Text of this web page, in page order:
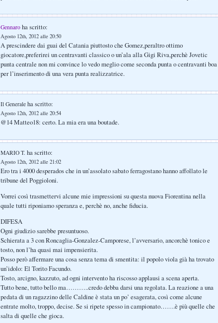
Gennaro ha scritto:
Agosto 12th, 2012 alle 20:50
A prescindere dai guai del Catania piuttosto che Gomez,peraltro ottimo
giocatore,preferirei un centravanti classico o un’ala alla Gigi Riva,perchè Jovetic
punta centrale non mi convince lo vedo meglio come seconda punta o centravanti boa
per l’inserimento di una vera punta realizzatrice.
Il Generale ha scritto:
Agosto 12th, 2012 alle 20:54
@14 Matteo18: certo. La mia era una boutade.
MARIO T. ha scritto:
Agosto 12th, 2012 alle 21:02
Ero tra i 4000 desperados che in un’assolato sabato ferragostano hanno affollato le
tribune del Poggioloni.
Vorrei così trasmettervi alcune mie impressioni su questa nuova Fiorentina nella
quale tutti riponiamo speranza e, perchè no, anche fiducia.
DIFESA
Ogni giudizio sarebbe presuntuoso.
Schierata a 3 con Roncaglia-Gonzalez-Camporese, l’avversario, ancorchè tonico e
tosto, non l’ha quasi mai impensierita.
Posso però affermare una cosa senza tema di smentita: il popolo viola già ha trovato
un’idolo: El Torito Facundo.
Tosto, arcigno, kazzuto, ad ogni intervento ha riscosso applausi a scena aperta.
Tutto bene, tutto bello ma………..credo debba darsi una regolata. La reazione a una
pedata di un ragazzino delle Caldine è stata un po’ esagerata, così come alcune
entrate molto, troppo, decise. Se si ripete spesso in campionato…….è più quelle che
salta di quelle che gioca.